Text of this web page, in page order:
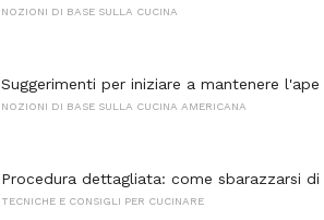
NOZIONI DI BASE SULLA CUCINA
Suggerimenti per iniziare a mantenere l'ape
NOZIONI DI BASE SULLA CUCINA AMERICANA
Procedura dettagliata: come sbarazzarsi di
TECNICHE E CONSIGLI PER CUCINARE